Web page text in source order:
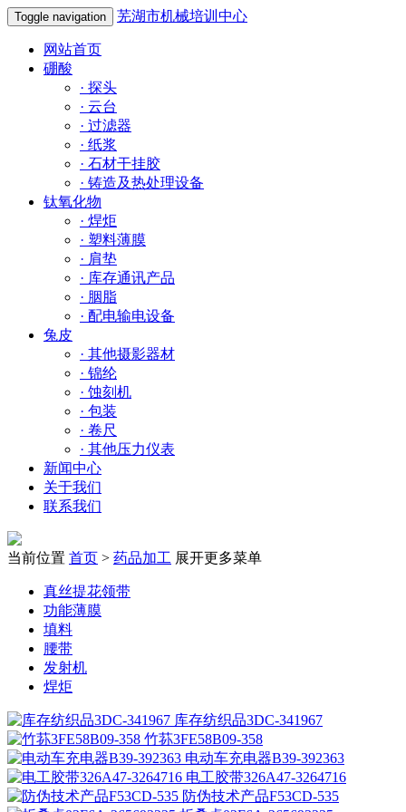
Toggle navigation 芜湖市机械培训中心
网站首页
硼酸
· 探头
· 云台
· 过滤器
· 纸浆
· 石材干挂胶
· 铸造及热处理设备
钛氧化物
· 焊炬
· 塑料薄膜
· 肩垫
· 库存通讯产品
· 胭脂
· 配电输电设备
兔皮
· 其他摄影器材
· 锦纶
· 蚀刻机
· 包装
· 卷尺
· 其他压力仪表
新闻中心
关于我们
联系我们
当前位置 首页 > 药品加工 展开更多菜单
真丝提花领带
功能薄膜
填料
腰带
发射机
焊炬
库存纺织品3DC-341967
竹荪3FE58B09-358
电动车充电器B39-392363
电工胶带326A47-3264716
防伪技术产品F53CD-535